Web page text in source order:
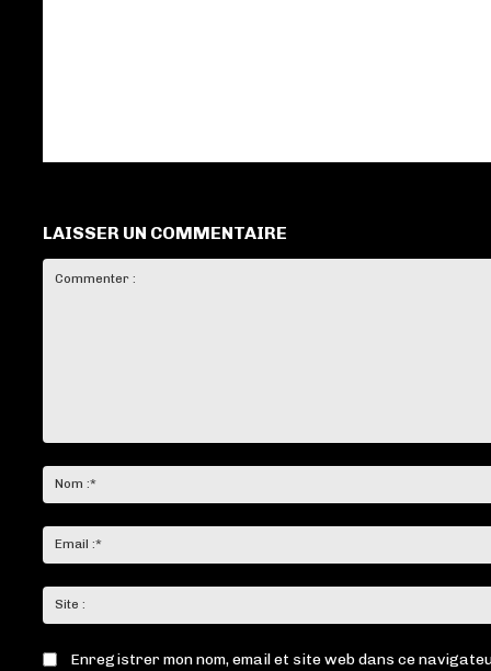
LAISSER UN COMMENTAIRE
Enregistrer mon nom, email et site web dans ce